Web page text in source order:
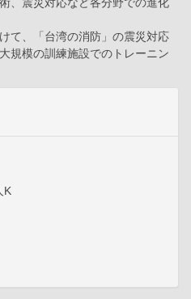
て、「台湾の消防」の震災対応
規模の訓練施設でのトレーニン
K